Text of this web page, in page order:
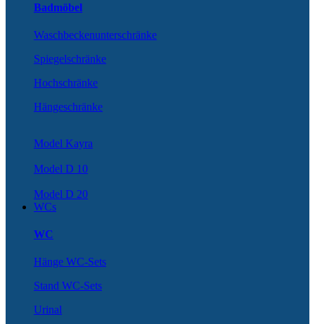
Badmöbel
Waschbeckenunterschränke
Spiegelschränke
Hochschränke
Hängeschränke
Model Kayra
Model D 10
Model D 20
WCs
WC
Hänge WC-Sets
Stand WC-Sets
Urinal